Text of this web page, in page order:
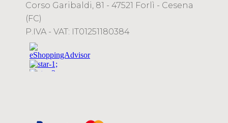
Corso Garibaldi, 81 - 47521 Forlì - Cesena
(FC)
P.IVA - VAT: IT01251180384